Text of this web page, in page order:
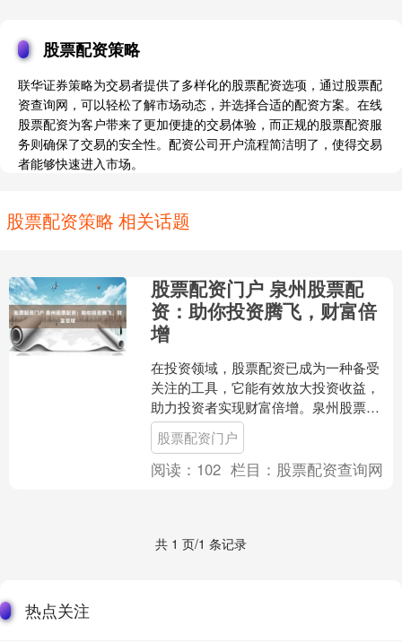
股票配资策略
联华证券策略为交易者提供了多样化的股票配资选项，通过股票配
资查询网，可以轻松了解市场动态，并选择合适的配资方案。在线
股票配资为客户带来了更加便捷的交易体验，而正规的股票配资服
务则确保了交易的安全性。配资公司开户流程简洁明了，使得交易
者能够快速进入市场。
股票配资策略 相关话题
股票配资门户 泉州股票配
资：助你投资腾飞，财富倍
增
在投资领域，股票配资已成为一种备受
关注的工具，它能有效放大投资收益，
助力投资者实现财富倍增。泉州股票配
资凭借其专业性和安全性股票配资门
户，成为众多投资者的首选。....
股票配资门户
阅读： 102 栏目： 股票配资查询网
共 1 页/1 条记录
热点关注